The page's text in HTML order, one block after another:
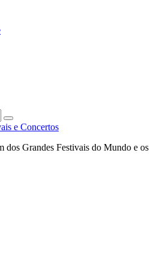
Search
e Concertos
dos Grandes Festivais do Mundo e os